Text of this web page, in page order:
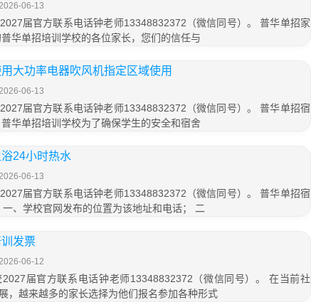
06-13
届官方联系电话钟老师13348832372（微信同号）。 普华单招家
华单招培训学校的各位家长，您们的信任与
大功率电器吹风机指定区域使用
06-13
届官方联系电话钟老师13348832372（微信同号）。 普华单招宿
华单招培训学校为了确保学生的安全和宿舍
24小时热水
06-13
届官方联系电话钟老师13348832372（微信同号）。 普华单招宿
、学校官网发布的位置为该地址和电话； 二
发票
06-12
届官方联系电话钟老师13348832372（微信同号）。 在当前社
，越来越多的家长选择为他们报名参加各种形式